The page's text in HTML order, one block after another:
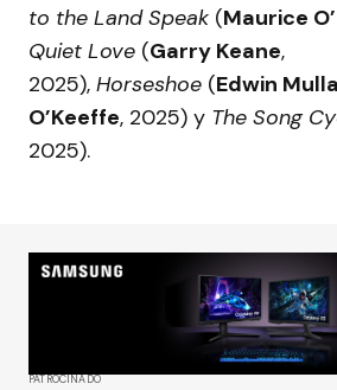
to the Land Speak (Maurice
Quiet Love (Garry Keane,
2025), Horseshoe (Edwin
O’Keeffe, 2025) y The Song
2025).
PATROCINADO